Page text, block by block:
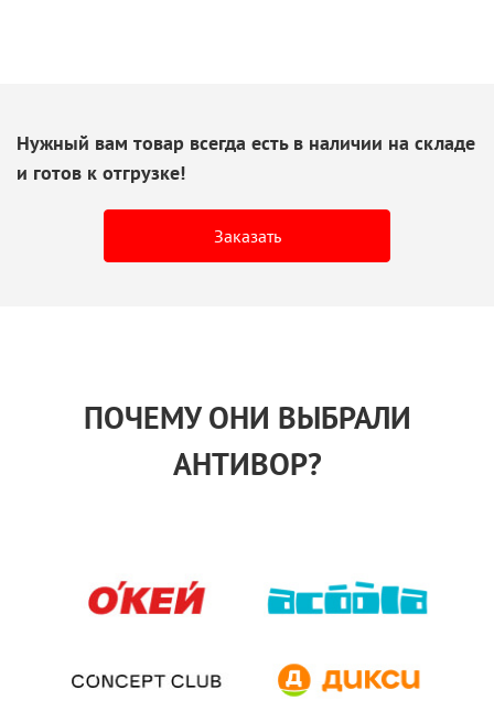
Нужный вам товар всегда есть в наличии на складе
и готов к отгрузке!
Заказать
ПОЧЕМУ ОНИ ВЫБРАЛИ
АНТИВОР?